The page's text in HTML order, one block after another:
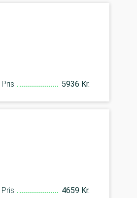
Pris 5936 Kr.
Pris 4659 Kr.